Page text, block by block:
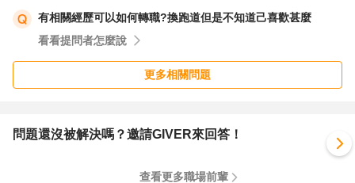
的情況。這樣一來，勞動局就會知道44配的存在，並且會
在調查時特別注意。
以下是一些自保的建議：
保留所有相關證據，例如：加班時間的記錄、與經理協商的
向律師諮詢，了解自己的權利和義務。
有相關經歷可以如何轉職?換跑道但是不知道己喜歡甚麼
看看提問者怎麼說
更多相關問題
問題還沒被解決嗎？邀請GIVER來回答！
查看更多職場前輩